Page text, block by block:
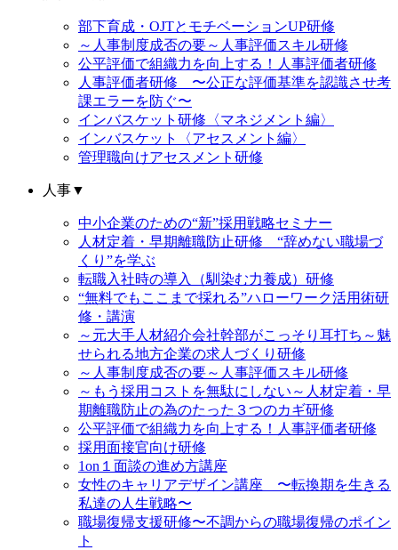
部下育成・OJTとモチベーションUP研修
～人事制度成否の要～人事評価スキル研修
公平評価で組織力を向上する！人事評価者研修
人事評価者研修 〜公正な評価基準を認識させ考
課エラーを防ぐ〜
インバスケット研修〈マネジメント編〉
インバスケット〈アセスメント編〉
管理職向けアセスメント研修
人事▼
中小企業のための“新”採用戦略セミナー
人材定着・早期離職防止研修 “辞めない職場づ
くり”を学ぶ
転職入社時の導入（馴染む力養成）研修
“無料でもここまで採れる”ハローワーク活用術研
修・講演
～元大手人材紹介会社幹部がこっそり耳打ち～魅
せられる地方企業の求人づくり研修
～人事制度成否の要～人事評価スキル研修
～もう採用コストを無駄にしない～人材定着・早
期離職防止の為のたった３つのカギ研修
公平評価で組織力を向上する！人事評価者研修
採用面接官向け研修
1on１面談の進め方講座
女性のキャリアデザイン講座 〜転換期を生きる
私達の人生戦略〜
職場復帰支援研修〜不調からの職場復帰のポイン
ト